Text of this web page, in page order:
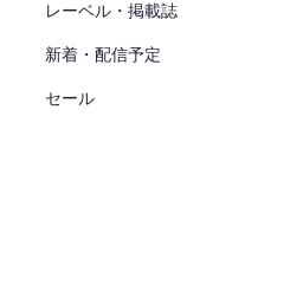
レーベル・掲載誌
新着・配信予定
セール